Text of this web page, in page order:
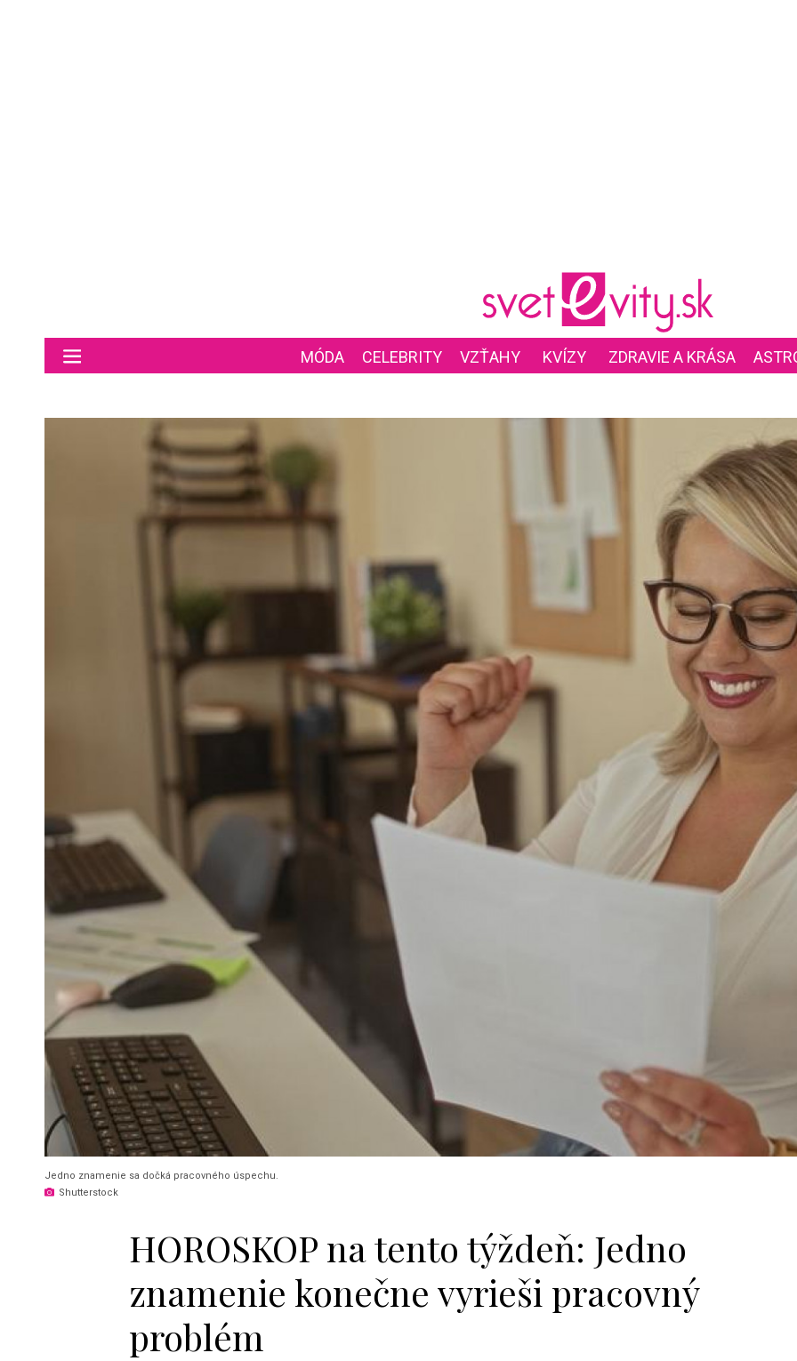
MÓDA CELEBRITY VZŤAHY KVÍZY ZDRAVIE A KRÁSA
Jedno znamenie sa dočká pracovného úspechu.
Shutterstock
HOROSKOP na tento týždeň: Jedno
znamenie konečne vyrieši pracovný
problém